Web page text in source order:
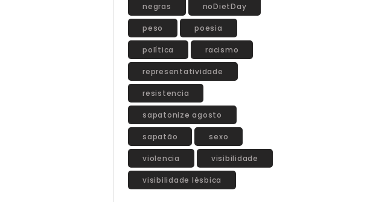
negras noDietDay
peso poesia
política racismo
representatividade
resistencia
sapatonize agosto
sapatão sexo
violencia visibilidade
visibilidade lésbica